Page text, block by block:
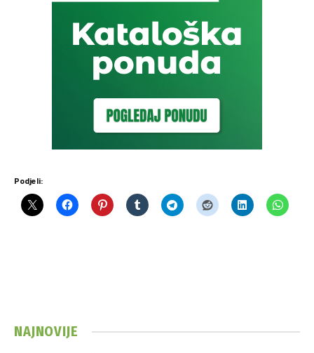
Podjeli:
NAJNOVIJE